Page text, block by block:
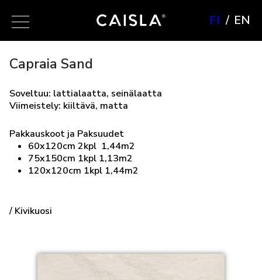
FI EN
Capraia Sand
Soveltuu: lattialaatta, seinälaatta
Viimeistely: kiiltävä, matta
Pakkauskoot ja Paksuudet
60x120cm 2kpl 1,44m2
75x150cm 1kpl 1,13m2
120x120cm 1kpl 1,44m2
/ Kivikuosi